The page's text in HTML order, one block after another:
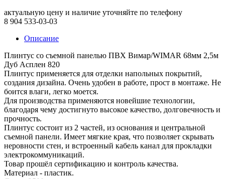
актуальную цену и наличие уточняйте по телефону
8 904 533-03-03
Описание
Плинтус со съемной панелью ПВХ Вимар/WIMAR 68мм 2,5м
Дуб Асплен 820
Плинтус применяется для отделки напольных покрытий,
создания дизайна. Очень удобен в работе, прост в монтаже. Не
боится влаги, легко моется.
Для производства применяются новейшие технологии,
благодаря чему достигнуто высокое качество, долговечность и
прочность.
Плинтус состоит из 2 частей, из основания и центральной
съемной панели. Имеет мягкие края, что позволяет скрывать
неровности стен, и встроенный кабель канал для прокладки
электрокоммуникаций.
Товар прошёл сертификацию и контроль качества.
Материал - пластик.